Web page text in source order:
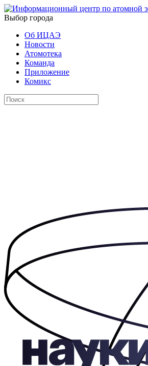
Выбор города
Об ИЦАЭ
Новости
Атомотека
Команда
Приложение
Комикс